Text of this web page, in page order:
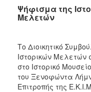
2022
2020
2019
2018
2017
Ψήφισμα της
Μελετών
Το Διοικητικό
Ιστορικών Μελετών
στο Ιστορικό
του Ξενοφώντα
Επιτροπής της